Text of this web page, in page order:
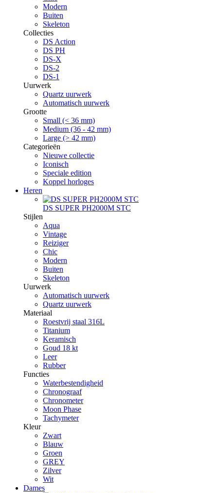
Modern
Buiten
Skeleton
Collecties
DS Action
DS PH
DS-X
DS-2
DS-1
Uurwerk
Quartz uurwerk
Automatisch uurwerk
Grootte
Small (< 36 mm)
Medium (36 - 42 mm)
Large (> 42 mm)
Categorieën
Nieuwe collectie
Iconisch
Speciale edition
Koppel horloges
Heren
DS SUPER PH2000M STC
Stijlen
Aqua
Vintage
Reiziger
Chic
Modern
Buiten
Skeleton
Uurwerk
Automatisch uurwerk
Quartz uurwerk
Materiaal
Roestvrij staal 316L
Titanium
Keramisch
Goud 18 kt
Leer
Rubber
Functies
Waterbestendigheid
Chronograaf
Chronometer
Moon Phase
Tachymeter
Kleur
Zwart
Blauw
Groen
GREY
Zilver
Wit
Dames